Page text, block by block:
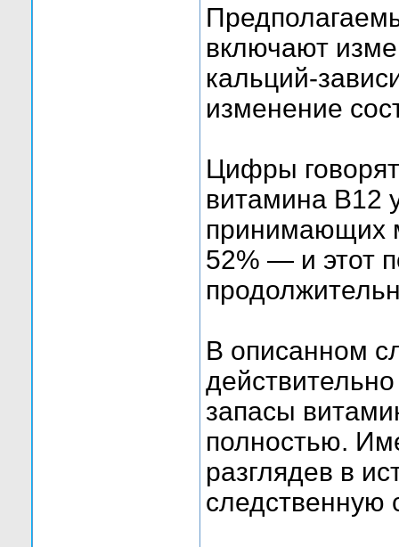
включают
кальций-
изменение
Цифры
витамина В12
принимающих
52% — и этот
В описанном
запасы
полностью.
разглядев в
следственную